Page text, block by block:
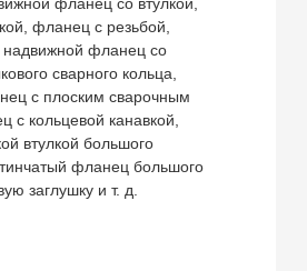
фланец с резьбой,
надвижной фланец со
сварного кольца,
с плоским сварочным
с кольцевой канавкой,
втулкой большого
фланец большого
заглушку и т. д.